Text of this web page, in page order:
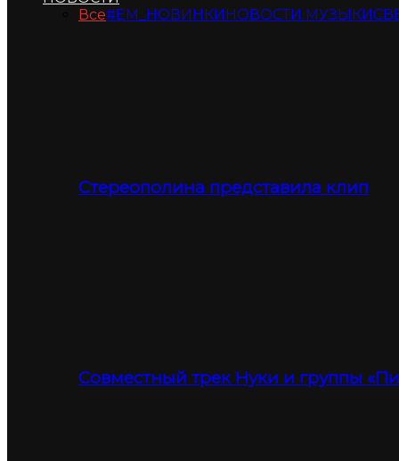
Все#ЕМ_НОВИНКИНОВОСТИ МУЗЫКИ
Стереополина представила клип
Совместный трек Нуки и группы